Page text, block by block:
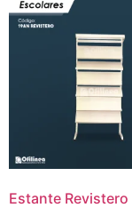
Estante Revistero